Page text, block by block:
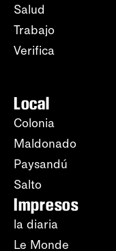
Salud
Trabajo
Verifica
Local
Colonia
Maldonado
Paysandú
Salto
Impresos
la diaria
Le Monde